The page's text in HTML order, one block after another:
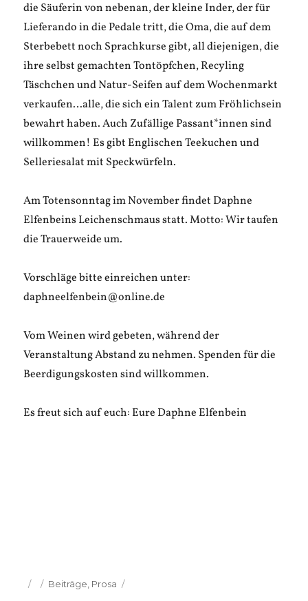
die Säuferin von nebenan, der kleine Inder, der für
Lieferando in die Pedale tritt, die Oma, die auf dem
Sterbebett noch Sprachkurse gibt, all diejenigen, die
ihre selbst gemachten Tontöpfchen, Recyling
Täschchen und Natur-Seifen auf dem Wochenmarkt
verkaufen…alle, die sich ein Talent zum Fröhlichsein
bewahrt haben. Auch Zufällige Passant*innen sind
willkommen! Es gibt Englischen Teekuchen und
Selleriesalat mit Speckwürfeln.
Am Totensonntag im November findet Daphne
Elfenbeins Leichenschmaus statt. Motto: Wir taufen
die Trauerweide um.
Vorschläge bitte einreichen unter:
daphneelfenbein@online.de
Vom Weinen wird gebeten, während der
Veranstaltung Abstand zu nehmen. Spenden für die
Beerdigungskosten sind willkommen.
Es freut sich auf euch: Eure Daphne Elfenbein
Veröffentlicht
Kategorien
Beiträge Prosa